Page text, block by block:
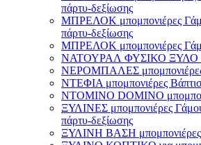
πάρτυ-δεξίωσης
ΜΠΡΕΛΟΚ μπομπονιέρες
πάρτυ-δεξίωσης
ΜΠΡΕΛΟΚ μπομπονιέρες
ΝΑΤΟΥΡΑΛ ΦΥΣΙΚΟ ΞΥΛΟ
ΝΕΡΟΜΠΑΛΕΣ μπομπονιέρες
ΝΤΕΦΙΑ μπομπονιέρες
ΝΤΟΜΙΝΟ DOMINO
ΞΥΛΙΝΕΣ μπομπονιέρες
πάρτυ-δεξίωσης
ΞΥΛΙΝΗ ΒΑΣΗ μπομπονιέρες